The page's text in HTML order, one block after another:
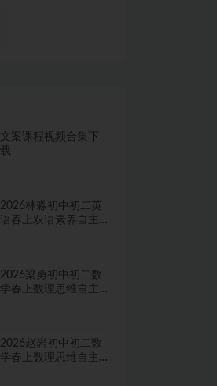
文案课程视频合集下
载
2026林淼初中初二英
语春上双语素养自主
2026梁勇初中初二数
学春上数理思维自主
2026赵岩初中初二数
学春上数理思维自主